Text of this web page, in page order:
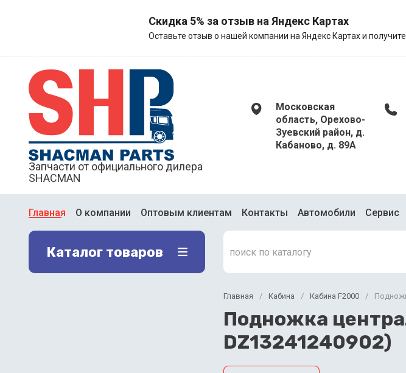
Скидка 5% за отзыв на Яндекс Картах
Оставьте отзыв о нашей компании на Яндекс Картах и
Запчасти от официального дилера
SHACMAN
Московская
область, Орехово-
Зуевский район, д.
Кабаново, д. 89А
Главная О компании Оптовым клиентам Контакты Автомобили Сервис
Каталог товаров
Главная / Кабина / Кабина F2000 /
Подножка
DZ13241240902)